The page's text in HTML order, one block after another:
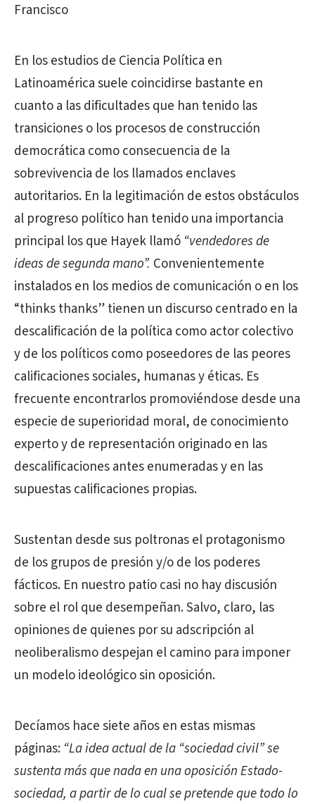
Francisco
En los estudios de Ciencia Política en
Latinoamérica suele coincidirse bastante en
cuanto a las dificultades que han tenido las
transiciones o los procesos de construcción
democrática como consecuencia de la
sobrevivencia de los llamados enclaves
autoritarios. En la legitimación de estos obstáculos
al progreso político han tenido una importancia
principal los que Hayek llamó “vendedores de
ideas de segunda mano”. Convenientemente
instalados en los medios de comunicación o en los
“thinks thanks” tienen un discurso centrado en la
descalificación de la política como actor colectivo
y de los políticos como poseedores de las peores
calificaciones sociales, humanas y éticas. Es
frecuente encontrarlos promoviéndose desde una
especie de superioridad moral, de conocimiento
experto y de representación originado en las
descalificaciones antes enumeradas y en las
supuestas calificaciones propias.
Sustentan desde sus poltronas el protagonismo
de los grupos de presión y/o de los poderes
fácticos. En nuestro patio casi no hay discusión
sobre el rol que desempeñan. Salvo, claro, las
opiniones de quienes por su adscripción al
neoliberalismo despejan el camino para imponer
un modelo ideológico sin oposición.
Decíamos hace siete años en estas mismas
páginas: “La idea actual de la “sociedad civil” se
sustenta más que nada en una oposición Estado-
sociedad, a partir de lo cual se pretende que todo lo